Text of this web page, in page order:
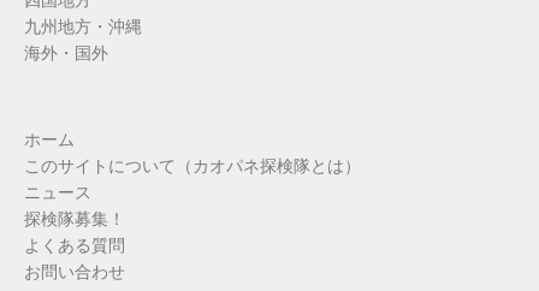
九州地方・沖縄
海外・国外
ホーム
このサイトについて（カオパネ探検隊とは）
ニュース
探検隊募集！
よくある質問
お問い合わせ